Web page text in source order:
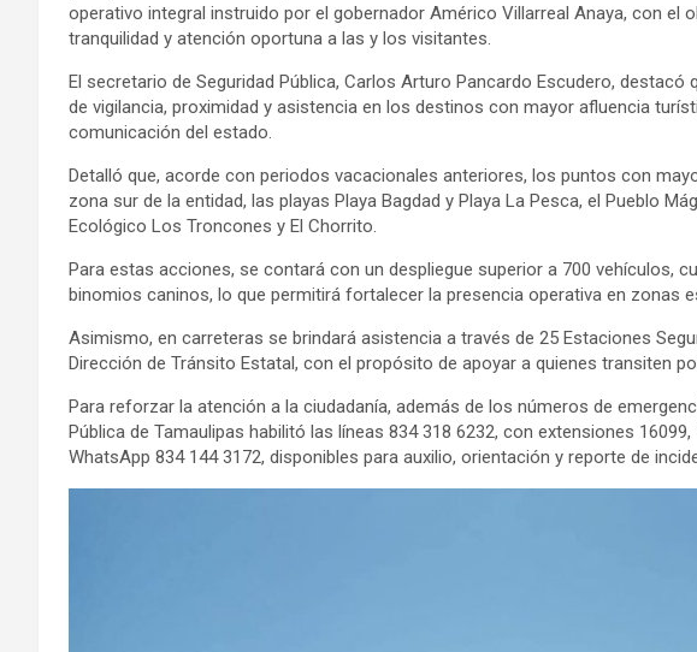
operativo integral instruido por el gobernador Américo Villarreal Anaya, con el
tranquilidad y atención oportuna a las y los visitantes.
El secretario de Seguridad Pública, Carlos Arturo Pancardo Escudero,
de vigilancia, proximidad y asistencia en los destinos con mayor afluencia
comunicación del estado.
Detalló que, acorde con periodos vacacionales anteriores, los puntos con
zona sur de la entidad, las playas Playa Bagdad y Playa La Pesca, el Pueblo
Ecológico Los Troncones y El Chorrito.
Para estas acciones, se contará con un despliegue superior a 700 vehículos,
binomios caninos, lo que permitirá fortalecer la presencia operativa en zonas
Asimismo, en carreteras se brindará asistencia a través de 25 Estaciones
Dirección de Tránsito Estatal, con el propósito de apoyar a quienes transiten
Para reforzar la atención a la ciudadanía, además de los números de
Pública de Tamaulipas habilitó las líneas 834 318 6232, con extensiones
WhatsApp 834 144 3172, disponibles para auxilio, orientación y reporte de